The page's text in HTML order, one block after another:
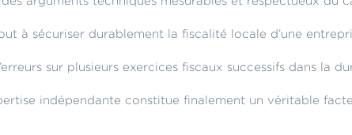
à sécuriser durablement la fiscalité locale d’une
sur plusieurs exercices fiscaux successifs dans la
indépendante constitue finalement un véritable